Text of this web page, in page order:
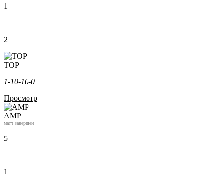
1
2
ТОР
1-10-10-0
Просмотр
АМР
матч завершен
5
1